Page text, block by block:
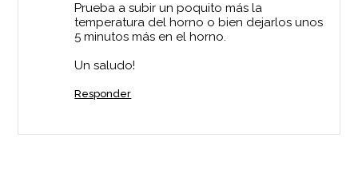
Prueba a subir un poquito más la
temperatura del horno o bien dejarlos unos
5 minutos más en el horno.
Un saludo!
Responder